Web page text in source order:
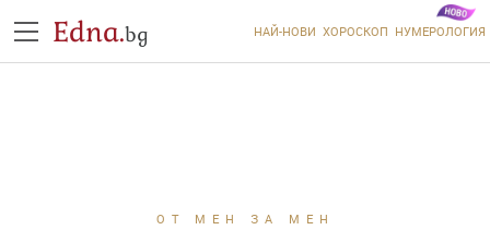
Edna.bg НАЙ-НОВИ ХОРОСКОП НУМЕРОЛОГИЯ
ОТ МЕН ЗА МЕН